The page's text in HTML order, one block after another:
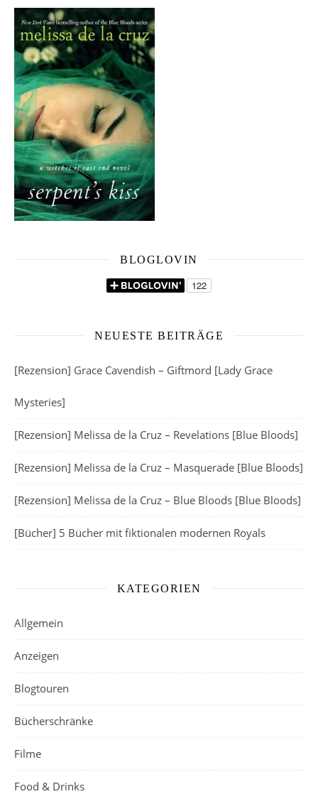
BLOGLOVIN
NEUESTE BEITRÄGE
[Rezension] Grace Cavendish – Giftmord [Lady Grace
Mysteries]
[Rezension] Melissa de la Cruz – Revelations [Blue Bloods]
[Rezension] Melissa de la Cruz – Masquerade [Blue Bloods]
[Rezension] Melissa de la Cruz – Blue Bloods [Blue Bloods]
[Bücher] 5 Bücher mit fiktionalen modernen Royals
KATEGORIEN
Allgemein
Anzeigen
Blogtouren
Bücherschränke
Filme
Food & Drinks